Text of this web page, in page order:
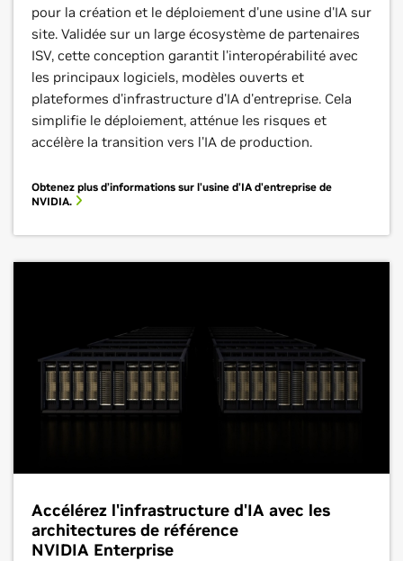
pour la création et le déploiement d'une usine d'IA sur
site. Validée sur un large écosystème de partenaires
ISV, cette conception garantit l'interopérabilité avec
les principaux logiciels, modèles ouverts et
plateformes d'infrastructure d'IA d'entreprise. Cela
simplifie le déploiement, atténue les risques et
accélère la transition vers l'IA de production.
Obtenez plus d’informations sur l'usine d'IA d'entreprise de
NVIDIA.
Accélérez l'infrastructure d'IA avec les
architectures de référence
NVIDIA Enterprise